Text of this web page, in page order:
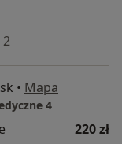
2
• Mapa
4
220 zł